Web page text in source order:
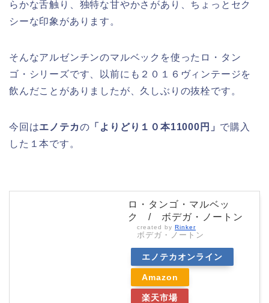
らかな舌触り、独特な甘やかさがあり、ちょっとセク
シーな印象があります。
そんなアルゼンチンのマルベックを使ったロ・タン
ゴ・シリーズです、以前にも２０１６ヴィンテージを
飲んだことがありましたが、久しぶりの抜栓です。
今回はエノテカの 「よりどり１０本11000円」 で購入
した１本です。
ロ・タンゴ・マルベッ
ク / ボデガ・ノートン
created by Rinker
ボデガ・ノートン
エノテカオンライン
Amazon
楽天市場